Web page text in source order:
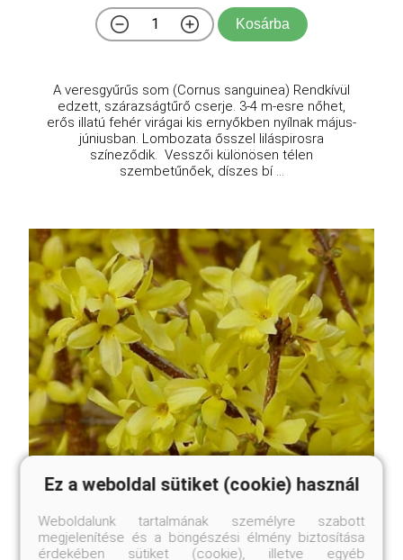
Kosárba
A veresgyűrűs som (Cornus sanguinea) Rendkívül
edzett, szárazságtűrő cserje. 3-4 m-esre nőhet,
erős illatú fehér virágai kis ernyőkben nyílnak május-
júniusban. Lombozata ősszel liláspirosra
színeződik. Vesszői különösen télen
szembetűnőek, díszes bí ...
Forsythia x intermedia 'Weber's Favorit'
Eredeti ár
Ez a weboldal sütiket (cookie) használ
Weboldalunk tartalmának személyre szabott
megjelenítése és a böngészési élmény biztosítása
érdekében sütiket (cookie), illetve egyéb